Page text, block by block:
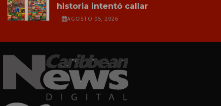
historia intentó callar
AGOSTO 05, 2026